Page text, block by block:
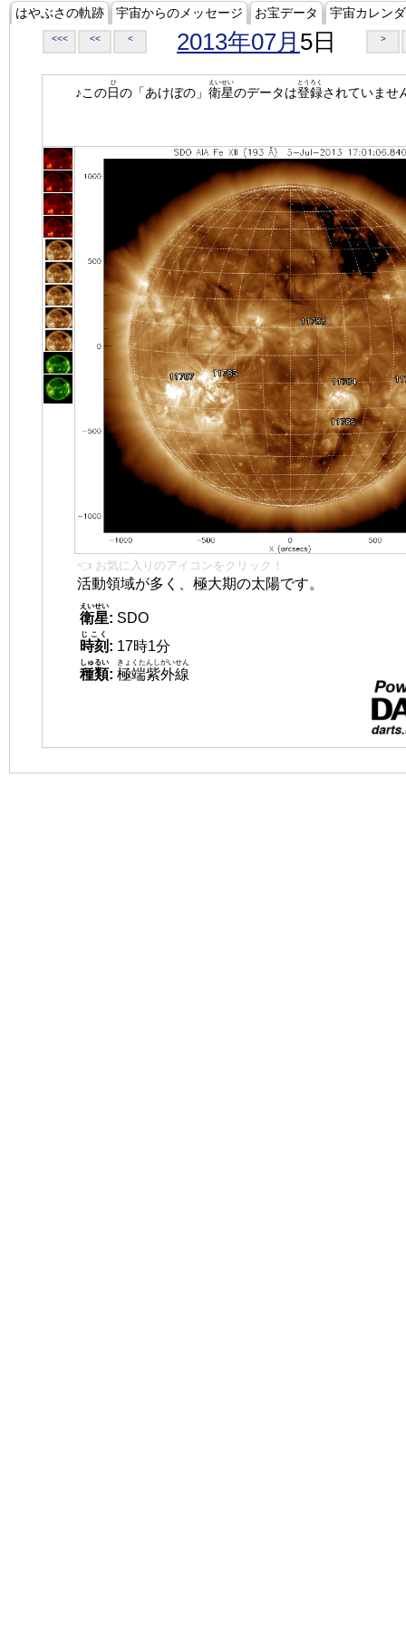
はやぶさの軌跡 宇宙からのメッセージ お宝データ 宇宙カレン
<<< << < 2013年07月 5日 >
♪この日
ひ
の「あけぼの」 衛星
えいせい
のデータは登録
とうろく
されていませ
👈 お気に入りのアイコンをクリック！
活動領域が多く、極大期の太陽です。
衛星
えいせい
: SDO
時刻
じこく
: 17時1分
種類
しゅるい
: 極端紫外線
きょくたんしがいせん